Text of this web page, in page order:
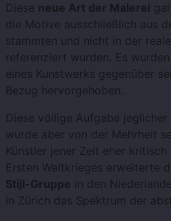
Diese neue Art der Malerei
die Motive ausschließlich aus
stammten und nicht in der
referenziert wurden. Es
eines Kunstwerks gegenüber
Bezug hervorgehoben.
Diese völlige Aufgabe
wurde aber von der Mehrheit
Künstler jener Zeit eher
Ersten Weltkrieges erweiterte
Stijl-Gruppe in den
in Zürich das Spektrum der